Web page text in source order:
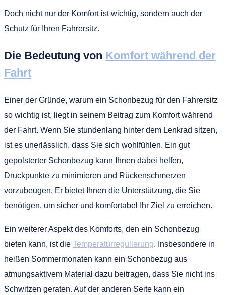
Doch nicht nur der Komfort ist wichtig, sondern auch der
Schutz für Ihren Fahrersitz.
Die Bedeutung von Komfort während der
Fahrt
Einer der Gründe, warum ein Schonbezug für den Fahrersitz
so wichtig ist, liegt in seinem Beitrag zum Komfort während
der Fahrt. Wenn Sie stundenlang hinter dem Lenkrad sitzen,
ist es unerlässlich, dass Sie sich wohlfühlen. Ein gut
gepolsterter Schonbezug kann Ihnen dabei helfen,
Druckpunkte zu minimieren und Rückenschmerzen
vorzubeugen. Er bietet Ihnen die Unterstützung, die Sie
benötigen, um sicher und komfortabel Ihr Ziel zu erreichen.
Ein weiterer Aspekt des Komforts, den ein Schonbezug
bieten kann, ist die Temperaturregulierung. Insbesondere in
heißen Sommermonaten kann ein Schonbezug aus
atmungsaktivem Material dazu beitragen, dass Sie nicht ins
Schwitzen geraten. Auf der anderen Seite kann ein